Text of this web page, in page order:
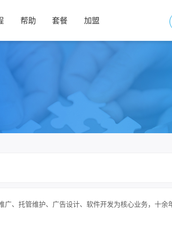
帮助 套餐 加盟
、托管维护、广告设计、软件开发为核心业务，十余